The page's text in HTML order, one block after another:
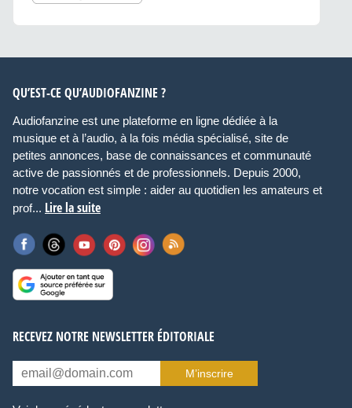
QU’EST-CE QU’AUDIOFANZINE ?
Audiofanzine est une plateforme en ligne dédiée à la
musique et à l’audio, à la fois média spécialisé, site de
petites annonces, base de connaissances et communauté
active de passionnés et de professionnels. Depuis 2000,
notre vocation est simple : aider au quotidien les amateurs et
prof... Lire la suite
RECEVEZ NOTRE NEWSLETTER ÉDITORIALE
M’inscrire